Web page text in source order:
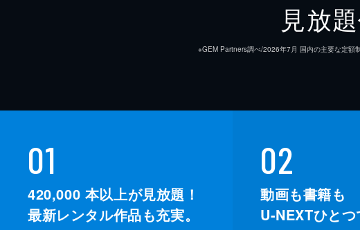
見放
※GEM Partners調べ/2026年7⽉ 国内の主要な定額
01
420,000 本以上が見放題！
最新レンタル作品も充実。
02
動画も書籍も
U-NEXTひとつ